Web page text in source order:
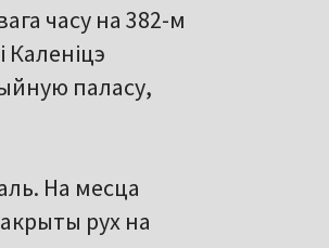
часу на 382-м
Каленіцэ
паласу,
На месца
рух на